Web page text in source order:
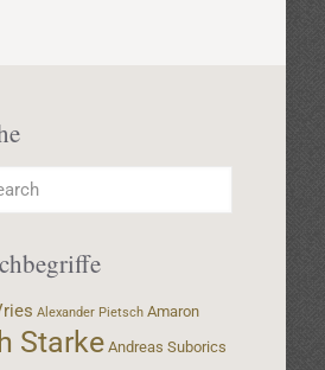
Alexander Pietsch Amaron
Starke Andreas Suborics